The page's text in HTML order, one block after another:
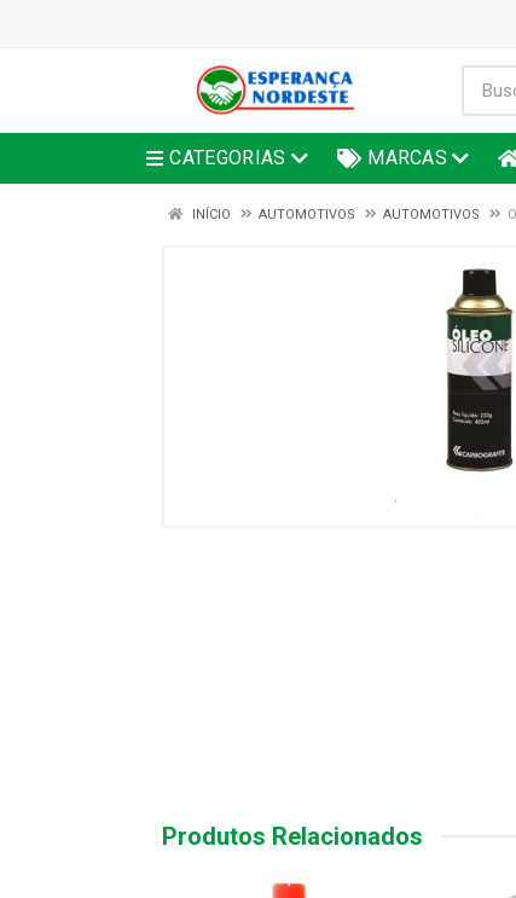
CATEGORIAS MARCAS
INÍCIO AUTOMOTIVOS AUTOMOTIVOS
Produtos Relacionados